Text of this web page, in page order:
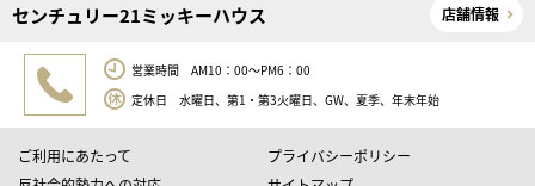
センチュリー21ミッキーハウス 店舗情報
営業時間 AM10：00～PM6：00
定休日 水曜日、第1・第3火曜日、GW、夏季、年末年始
ご利用にあたって
プライバシーポリシー